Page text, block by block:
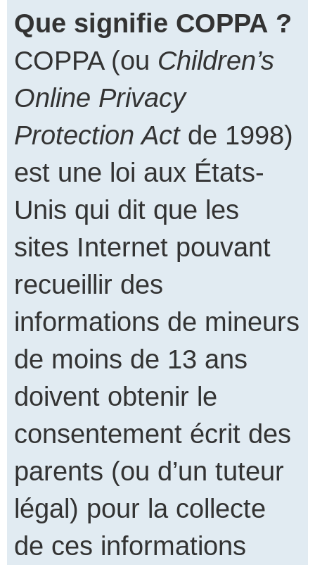
Que signifie COPPA ?
COPPA (ou Children’s
Online Privacy
Protection Actde 1998)
est une loi aux États-
Unis qui dit que les
sites Internet pouvant
recueillir des
informations de mineurs
de moins de 13 ans
doivent obtenir le
consentement écrit des
parents (ou d’un tuteur
légal) pour la collecte
de ces informations